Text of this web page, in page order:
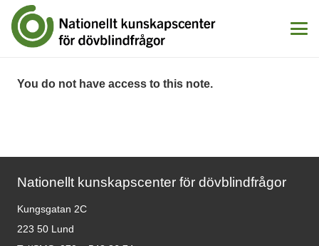
You do not have access to this note.
Nationellt kunskapscenter för dövblindfrågor
Kungsgatan 2C
223 50 Lund